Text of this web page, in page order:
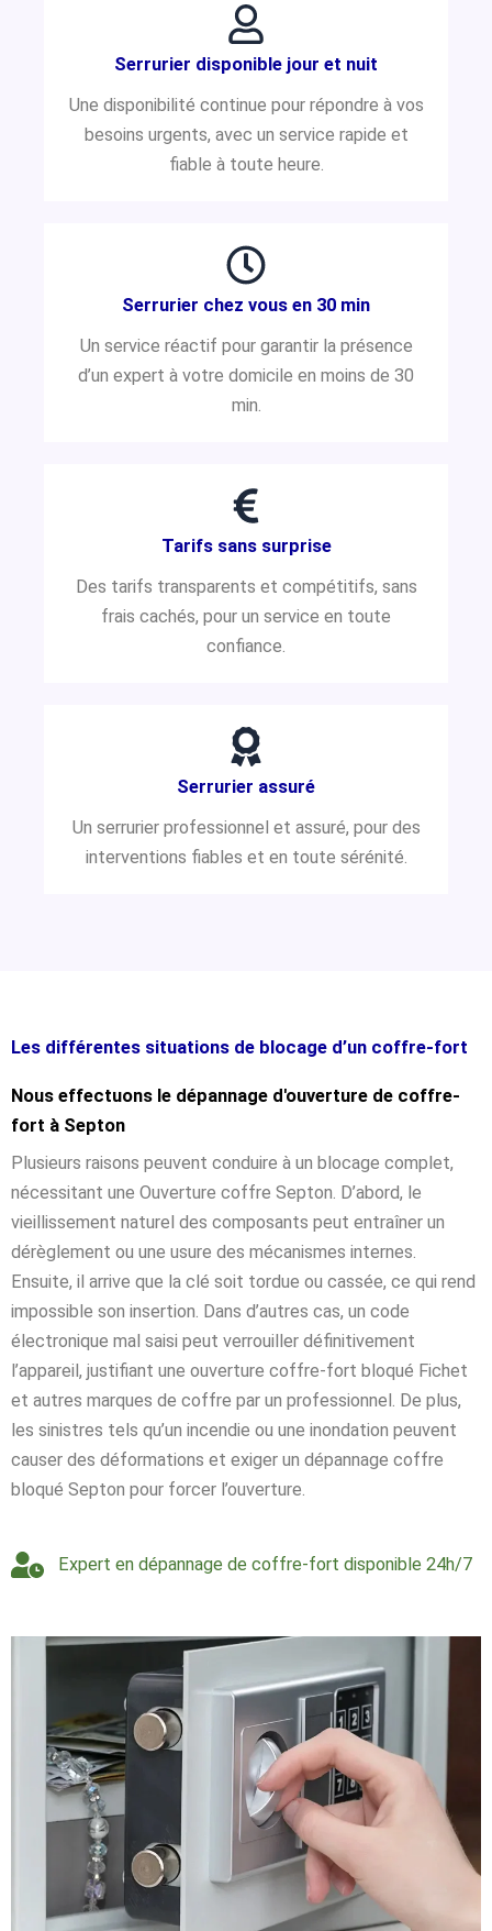
Serrurier disponible jour et nuit
Une disponibilité continue pour répondre à vos
besoins urgents, avec un service rapide et
fiable à toute heure.
Serrurier chez vous en 30 min
Un service réactif pour garantir la présence
d’un expert à votre domicile en moins de 30
min.
Tarifs sans surprise
Des tarifs transparents et compétitifs, sans
frais cachés, pour un service en toute
confiance.
Serrurier assuré
Un serrurier professionnel et assuré, pour des
interventions fiables et en toute sérénité.
Les différentes situations de blocage d’un coffre-fort
Nous effectuons le dépannage d'ouverture de coffre-
fort à Septon
Plusieurs raisons peuvent conduire à un blocage complet,
nécessitant une Ouverture coffre Septon. D’abord, le
vieillissement naturel des composants peut entraîner un
dérèglement ou une usure des mécanismes internes.
Ensuite, il arrive que la clé soit tordue ou cassée, ce qui rend
impossible son insertion. Dans d’autres cas, un code
électronique mal saisi peut verrouiller définitivement
l’appareil, justifiant une ouverture coffre-fort bloqué Fichet
et autres marques de coffre par un professionnel. De plus,
les sinistres tels qu’un incendie ou une inondation peuvent
causer des déformations et exiger un dépannage coffre
bloqué Septon pour forcer l’ouverture.
Expert en dépannage de coffre-fort disponible 24h/7